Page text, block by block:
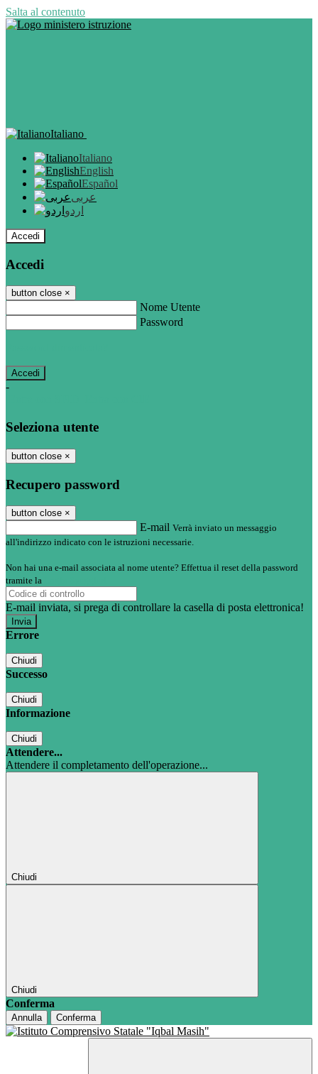
Salta al contenuto
Italiano
Italiano
English
Español
عربى
اردو
Accedi
Accedi
button close ×
Nome Utente
Password
-
Seleziona utente
button close ×
Recupero password
button close ×
E-mail Verrà inviato un messaggio
all'indirizzo indicato con le istruzioni necessarie.
Non hai una e-mail associata al nome utente? Effettua il reset della password
tramite la
E-mail inviata, si prega di controllare la casella di posta elettronica!
Errore
Chiudi
Successo
Chiudi
Informazione
Chiudi
Attendere...
Attendere il completamento dell'operazione...
Chiudi
Chiudi
Conferma
Annulla Conferma